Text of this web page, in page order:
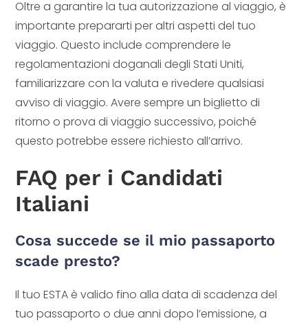
Oltre a garantire la tua autorizzazione al viaggio, è
importante prepararti per altri aspetti del tuo
viaggio. Questo include comprendere le
regolamentazioni doganali degli Stati Uniti,
familiarizzare con la valuta e rivedere qualsiasi
avviso di viaggio. Avere sempre un biglietto di
ritorno o prova di viaggio successivo, poiché
questo potrebbe essere richiesto all’arrivo.
FAQ per i Candidati
Italiani
Cosa succede se il mio passaporto
scade presto?
Il tuo ESTA è valido fino alla data di scadenza del
tuo passaporto o due anni dopo l’emissione, a